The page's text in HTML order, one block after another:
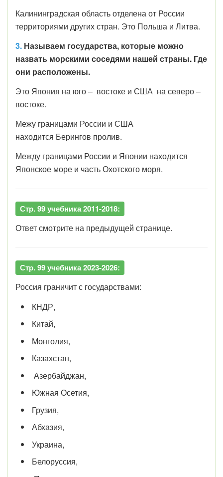
Калининградская область отделена от России
территориями других стран. Это Польша и Литва.
3. Называем государства, которые можно
назвать морскими соседями нашей страны. Где
они расположены.
Это Япония на юго – востоке и США на северо –
востоке.
Межу границами России и США
находится Берингов пролив.
Между границами России и Японии находится
Японское море и часть Охотского моря.
Стр. 99 учебника 2011-2018:
Ответ смотрите на предыдущей странице.
Стр. 99 учебника 2023-2026:
Россия граничит с государствами:
КНДР,
Китай,
Монголия,
Казахстан,
Азербайджан,
Южная Осетия,
Грузия,
Абхазия,
Украина,
Белоруссия,